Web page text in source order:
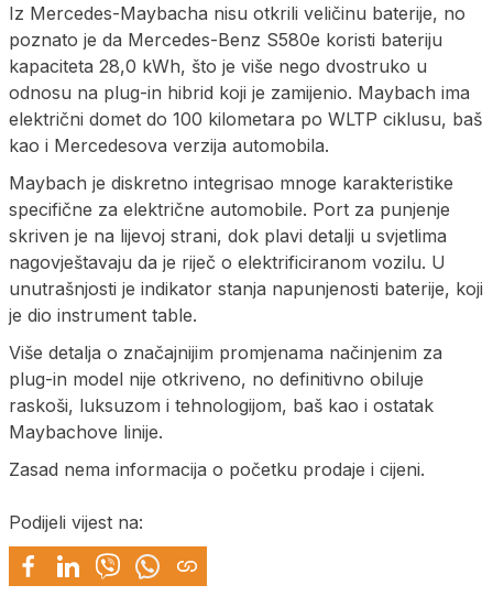
Iz Mercedes-Maybacha nisu otkrili veličinu baterije, no
poznato je da Mercedes-Benz S580e koristi bateriju
kapaciteta 28,0 kWh, što je više nego dvostruko u
odnosu na plug-in hibrid koji je zamijenio. Maybach ima
električni domet do 100 kilometara po WLTP ciklusu, baš
kao i Mercedesova verzija automobila.
Maybach je diskretno integrisao mnoge karakteristike
specifične za električne automobile. Port za punjenje
skriven je na lijevoj strani, dok plavi detalji u svjetlima
nagovještavaju da je riječ o elektrificiranom vozilu. U
unutrašnjosti je indikator stanja napunjenosti baterije, koji
je dio instrument table.
Više detalja o značajnijim promjenama načinjenim za
plug-in model nije otkriveno, no definitivno obiluje
raskoši, luksuzom i tehnologijom, baš kao i ostatak
Maybachove linije.
Zasad nema informacija o početku prodaje i cijeni.
Podijeli vijest na: